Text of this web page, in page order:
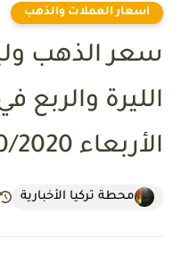
اسعار العملات والذهب
سعر الذهب
الليرة والربع
الأربعاء 21/10/2020
محطة تركيا الأخبارية